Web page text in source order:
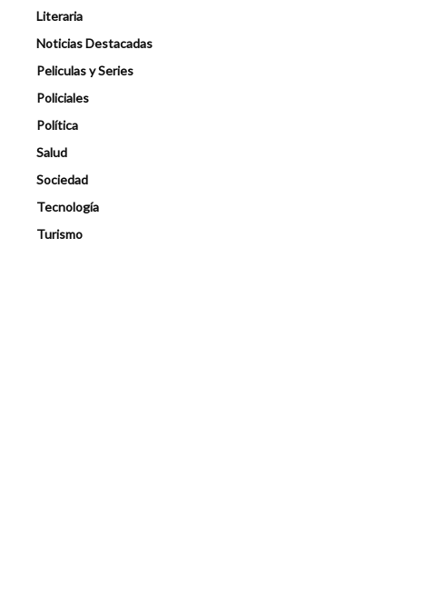
Literaria
Noticias Destacadas
Peliculas y Series
Policiales
Política
Salud
Sociedad
Tecnología
Turismo